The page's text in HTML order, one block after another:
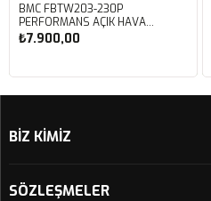
BMC FBTW203-230P
PERFORMANS AÇIK HAVA
FİLTRESİ
₺7.900,00
BİZ KİMİZ
SÖZLEŞMELER